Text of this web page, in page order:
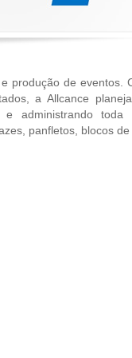
produção de eventos.
a Allcance
e administrando
panfletos, blocos de